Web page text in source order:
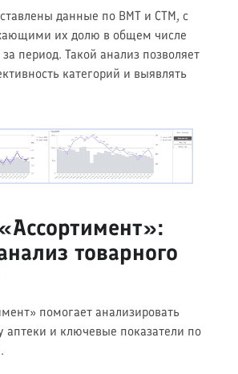
данные по ВМТ и СТМ, с
их долю в общем числе
период. Такой анализ позволяет
категорий и выявлять
товарного
помогает анализировать
аптеки и ключевые показатели по